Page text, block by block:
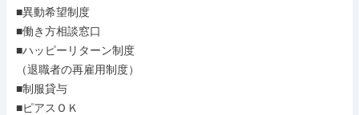
■異動希望制度
■働き方相談窓口
■ハッピーリターン制度
（退職者の再雇用制度）
■制服貸与
■ピアスＯＫ